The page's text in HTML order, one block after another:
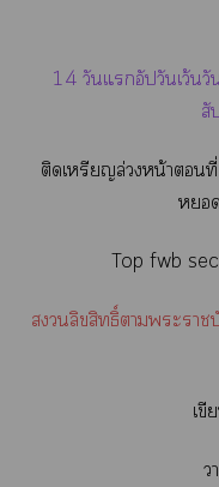
14 วันแอัปวันเว้น
สั
ติดเหรียญล่วงหน้า
Top fwb
ลิขสิทธิ์าะ
เขี